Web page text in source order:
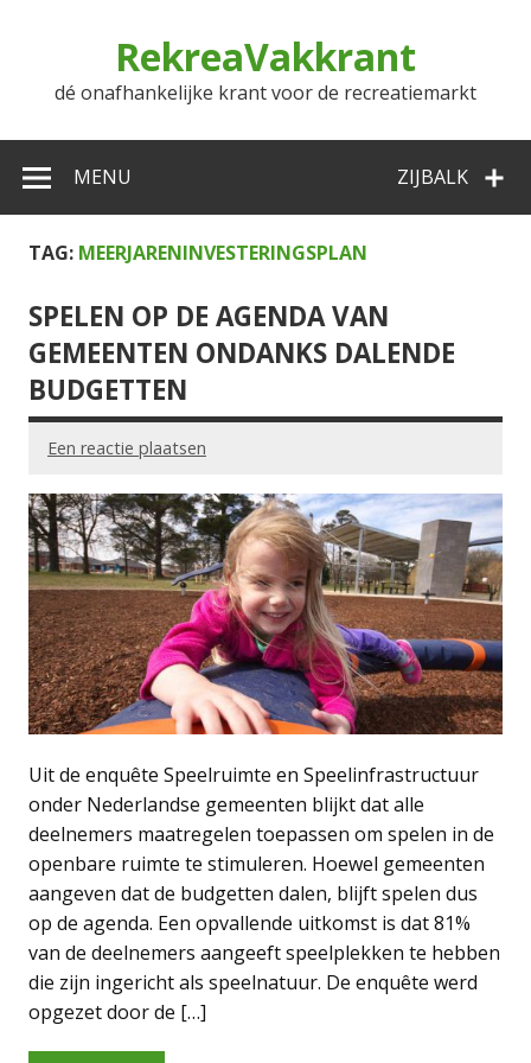
RekreaVakkrant
dé onafhankelijke krant voor de recreatiemarkt
ZIJBALK
MENU
TAG: MEERJARENINVESTERINGSPLAN
SPELEN OP DE AGENDA VAN
GEMEENTEN ONDANKS DALENDE
BUDGETTEN
Een reactie plaatsen
Uit de enquête Speelruimte en Speelinfrastructuur
onder Nederlandse gemeenten blijkt dat alle
deelnemers maatregelen toepassen om spelen in de
openbare ruimte te stimuleren. Hoewel gemeenten
aangeven dat de budgetten dalen, blijft spelen dus
op de agenda. Een opvallende uitkomst is dat 81%
van de deelnemers aangeeft speelplekken te hebben
die zijn ingericht als speelnatuur. De enquête werd
opgezet door de […]